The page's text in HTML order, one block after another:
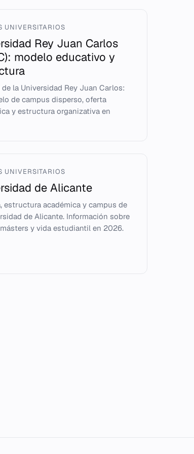
UNIVERSITARIOS
Rey Juan Carlos
modelo educativo y
la Universidad Rey Juan Carlos:
de campus disperso, oferta
y estructura organizativa en
UNIVERSITARIOS
de Alicante
estructura académica y campus de
de Alicante. Información sobre
y vida estudiantil en 2026.